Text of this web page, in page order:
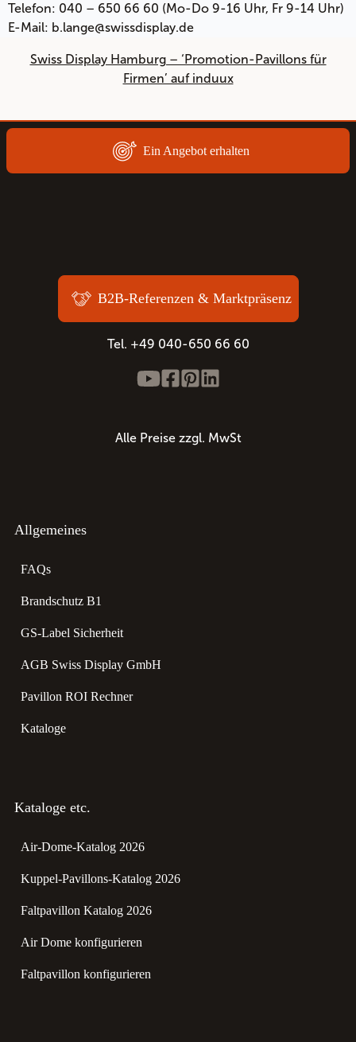
Telefon: 040 – 650 66 60 (Mo-Do 9-16 Uhr, Fr 9-14 Uhr)
E-Mail: b.lange@swissdisplay.de
Swiss Display Hamburg – ‘Promotion-Pavillons für
Firmen’ auf induux
Ein Angebot erhalten
B2B-Referenzen & Marktpräsenz
Tel. +49 040-650 66 60
Alle Preise zzgl. MwSt
Allgemeines
FAQs
Brandschutz B1
GS-Label Sicherheit
AGB Swiss Display GmbH
Pavillon ROI Rechner
Kataloge
Kataloge etc.
Air-Dome-Katalog 2026
Kuppel-Pavillons-Katalog 2026
Faltpavillon Katalog 2026
Air Dome konfigurieren
Faltpavillon konfigurieren